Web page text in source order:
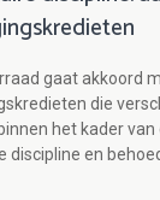
gaat akkoord
die
het kader
discipline en